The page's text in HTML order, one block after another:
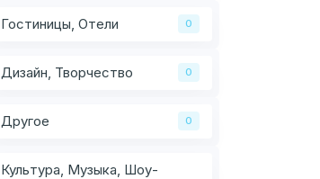
Гостиницы, Отели 0
Дизайн, Творчество 0
Другое 0
Культура, Музыка, Шоу-